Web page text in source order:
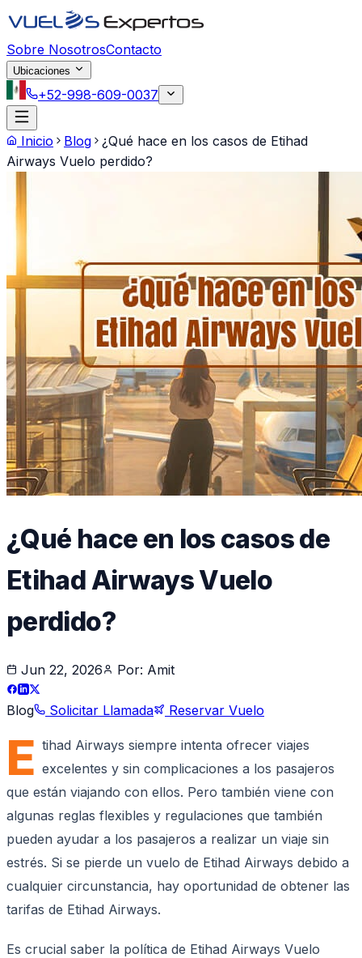
Saltar al contenido principal
Sobre NosotrosContacto
Ubicaciones
+52-998-609-0037
Inicio Blog
¿Qué hace en los casos de Etihad
Airways Vuelo perdido?
¿Qué hace en los casos de
Etihad Airways Vuelo
perdido?
Jun 22, 2026 Por: Amit
Blog Solicitar Llamada Reservar Vuelo
E tihad Airways siempre intenta ofrecer viajes
excelentes y sin complicaciones a los pasajeros
que están viajando con ellos. Pero también viene con
algunas reglas flexibles y regulaciones que también
pueden ayudar a los pasajeros a realizar un viaje sin
estrés. Si se pierde un vuelo de Etihad Airways debido a
cualquier circunstancia, hay oportunidad de obtener las
tarifas de Etihad Airways.
Es crucial saber la política de Etihad Airways Vuelo